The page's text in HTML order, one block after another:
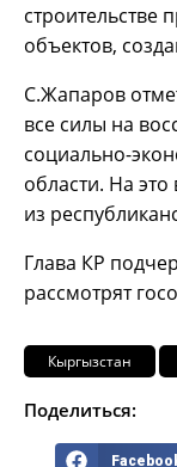
объектов,
С.Жапаров
все силы на
социально-
области. На
из
Глава КР
рассмотрят
Кыргызстан
Поделиться: